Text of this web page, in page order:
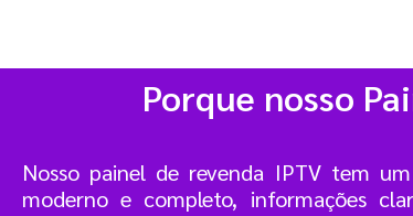
Porque nosso
Nosso painel de revenda IPTV tem
moderno e completo, informações